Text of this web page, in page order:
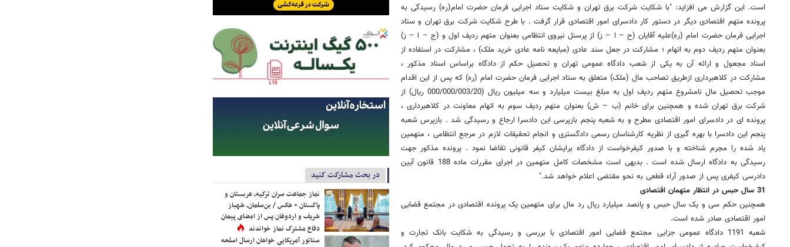
است. این گزارش می افزاید: "با شکایت شرکت برق تهران و شکایت ستاد اجرایی فرمان حضرت امام(ره) رسیدگی به
پرونده متهم اقتصادی دیگر در دستور کار دادسرای امور اقتصادی قرار گرفت . با طرح شکایت شرکت برق تهران و ستاد
اجرایی فرمان حضرت امام (ره)علیه آقایان (ح – ا – ز) از پرسنل نیروی انتظامی بعنوان متهم ردیف اول و (ج – ا – ز)
بعنوان متهم ردیف دوم به اتهام ؛ مشارکت در جعل سند عادی (مبایعه نامه عادی خرید ملک) ، مشارکت در استفاده از
اسناد مجعول و ارائه آن به یکی از شعب دادگاه عمومی تهران و تحصیل حکم از دادگاه براساس اسناد مذکور ،
مشارکت در کلاهبرداری ازطریق تصاحب مال (ملک) متعلق به ستاد اجرایی فرمان حضرت امام (ره) که پس از این اقدام
موجب تحصیل مال نامشروع متهم ردیف اول به مبلغ بیست میلیارد و سه میلیون ریال (000/000/003/20 ریال) از
شرکت برق تهران شده و همچنین برای خانم (ب – ش) بعنوان متهم ردیف سوم به اتهام معاونت در کلاهبرداری ،
پرونده ای در دادسرای امور اقتصادی مطرح و به شعبه پنجم بازپرسی این دادسرا ارجاع و رسیدگی شد . بازپرس شعبه
پنجم این دادسرا با بهره گیری از نظریه کارشناسان رسمی دادگستری و انجام تحقیقات لازم در مرجع انتظامی ، متهمین
یاد شده را مجرم شناخته و با صدور کیفرخواست از دادگاه برایشان کیفر قانونی تقاضا نمود . پرونده مذکور جهت
رسیدگی به دادگاه ارسال شده است . بدیهی است مشخصات کامل متهمین در اجرای مقررات ماده 188 قانون آیین
دادرسی کیفری پس از صدور آراء قطعی به نحو مقتضی اعلام خواهد شد."
31 سال حبس در انتظار متهمان اقتصادی
همچنین حکم سی و یک سال حبس و پانصد میلیارد ریال رد مال برای متهمین یک پرونده اقتصادی در مجتمع قضایی
امور اقتصادی صادر شده است.
شعبه 1191 دادگاه عمومی جزایی مجتمع قضایی امور اقتصادی با بررسی و رسیدگی به شکایت بانک تجارت و
در بحث مشارکت کنید
نماز جماعت سران ترکیه، عربستان و
پاکستان + عکس / بن‌سلمان، شهباز
شریف و اردوغان پس از امضای پیمان
دفاع مشترک نماز خواندند
سناتور آمریکایی خواهان ارسال اسلحه